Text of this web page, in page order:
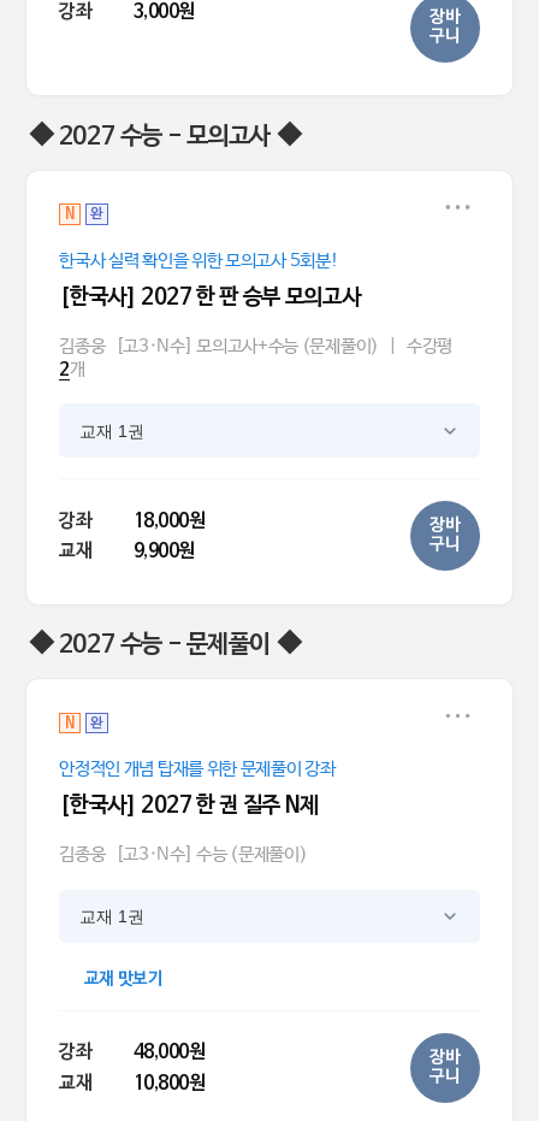
강좌 3,000원
장바
구니
◆ 2027 수능 - 모의고사 ◆
N 완
한국사 실력 확인을 위한 모의고사 5회분!
[한국사] 2027 한 판 승부 모의고사
김종웅 [고3·N수] 모의고사+수능 (문제풀이) 수강평
2개
교재 1권
강좌
18,000원
교재
9,900원
장바
구니
◆ 2027 수능 - 문제풀이 ◆
N 완
안정적인 개념 탑재를 위한 문제풀이 강좌
[한국사] 2027 한 권 질주 N제
김종웅 [고3·N수] 수능 (문제풀이)
교재 1권
교재 맛보기
강좌
48,000원
교재
10,800원
장바
구니